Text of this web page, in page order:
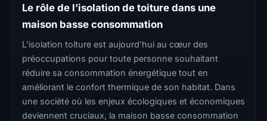
Le rôle de l’isolation de toiture dans une
maison basse consommation
L’isolation toiture est aujourd’hui au cœur des
préoccupations pour toute personne souhaitant
réduire sa consommation énergétique tout en
améliorant le confort thermique de son habitat. Dans
une société où les enjeux écologiques et économiques
deviennent cruciaux, la maison basse consommation